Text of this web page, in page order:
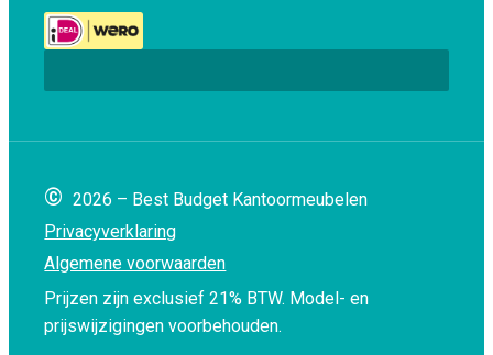
© 2026 – Best Budget Kantoormeubelen
Privacyverklaring
Algemene voorwaarden
Prijzen zijn exclusief 21% BTW. Model- en
prijswijzigingen voorbehouden.